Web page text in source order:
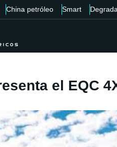
China petróleo Smart
el EQC